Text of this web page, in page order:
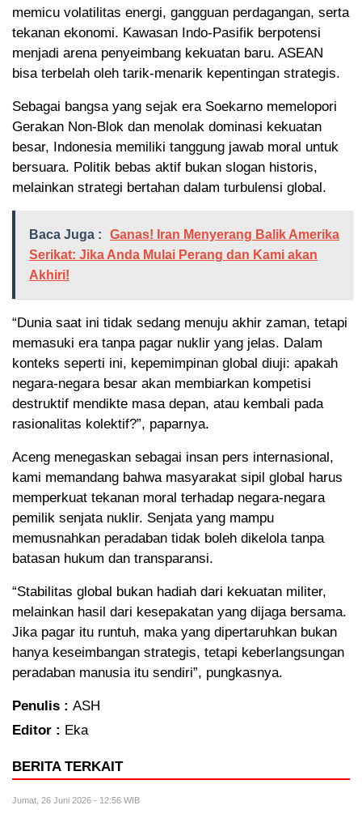
memicu volatilitas energi, gangguan perdagangan, serta
tekanan ekonomi. Kawasan Indo-Pasifik berpotensi
menjadi arena penyeimbang kekuatan baru. ASEAN
bisa terbelah oleh tarik-menarik kepentingan strategis.
Sebagai bangsa yang sejak era Soekarno memelopori
Gerakan Non-Blok dan menolak dominasi kekuatan
besar, Indonesia memiliki tanggung jawab moral untuk
bersuara. Politik bebas aktif bukan slogan historis,
melainkan strategi bertahan dalam turbulensi global.
Baca Juga :
Ganas! Iran Menyerang Balik Amerika
Serikat: Jika Anda Mulai Perang dan Kami akan
Akhiri!
“Dunia saat ini tidak sedang menuju akhir zaman, tetapi
memasuki era tanpa pagar nuklir yang jelas. Dalam
konteks seperti ini, kepemimpinan global diuji: apakah
negara-negara besar akan membiarkan kompetisi
destruktif mendikte masa depan, atau kembali pada
rasionalitas kolektif?”, paparnya.
Aceng menegaskan sebagai insan pers internasional,
kami memandang bahwa masyarakat sipil global harus
memperkuat tekanan moral terhadap negara-negara
pemilik senjata nuklir. Senjata yang mampu
memusnahkan peradaban tidak boleh dikelola tanpa
batasan hukum dan transparansi.
“Stabilitas global bukan hadiah dari kekuatan militer,
melainkan hasil dari kesepakatan yang dijaga bersama.
Jika pagar itu runtuh, maka yang dipertaruhkan bukan
hanya keseimbangan strategis, tetapi keberlangsungan
peradaban manusia itu sendiri”, pungkasnya.
Penulis : ASH
Editor : Eka
BERITA TERKAIT
Jumat, 26 Juni 2026 - 12:56 WIB